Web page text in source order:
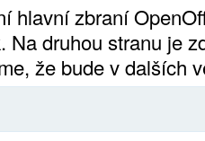
hlavní zbraní
Na druhou stranu je
že bude v dalších